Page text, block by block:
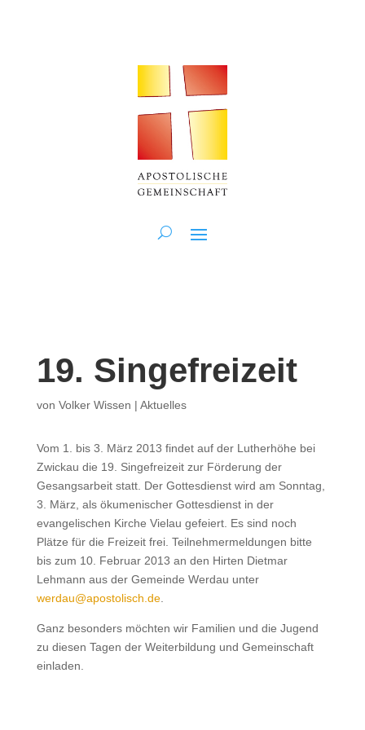
19. Singefreizeit
von Volker Wissen | Aktuelles
Vom 1. bis 3. März 2013 findet auf der Lutherhöhe bei
Zwickau die 19. Singefreizeit zur Förderung der
Gesangsarbeit statt. Der Gottesdienst wird am Sonntag,
3. März, als ökumenischer Gottesdienst in der
evangelischen Kirche Vielau gefeiert. Es sind noch
Plätze für die Freizeit frei. Teilnehmermeldungen bitte
bis zum 10. Februar 2013 an den Hirten Dietmar
Lehmann aus der Gemeinde Werdau unter
werdau@apostolisch.de.
Ganz besonders möchten wir Familien und die Jugend
zu diesen Tagen der Weiterbildung und Gemeinschaft
einladen.